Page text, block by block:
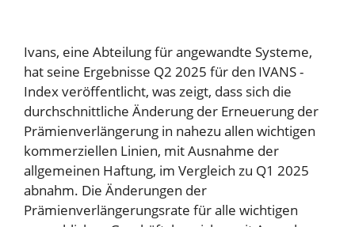
Ivans, eine Abteilung für angewandte Systeme,
hat seine Ergebnisse Q2 2025 für den IVANS -
Index veröffentlicht, was zeigt, dass sich die
durchschnittliche Änderung der Erneuerung der
Prämienverlängerung in nahezu allen wichtigen
kommerziellen Linien, mit Ausnahme der
allgemeinen Haftung, im Vergleich zu Q1 2025
abnahm. Die Änderungen der
Prämienverlängerungsrate für alle wichtigen